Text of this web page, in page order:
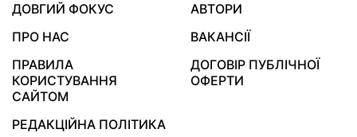
ДОВГИЙ ФОКУС
АВТОРИ
ПРО НАС
ВАКАНСІЇ
ПРАВИЛА
КОРИСТУВАННЯ
САЙТОМ
ДОГОВІР ПУБЛІЧНОЇ
ОФЕРТИ
РЕДАКЦІЙНА ПОЛІТИКА